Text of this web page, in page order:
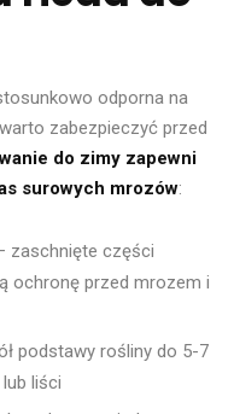
odporna na
zabezpieczyć przed
do zimy zapewni
surowych mrozów:
zaschnięte części
ochronę przed mrozem i
podstawy rośliny do 5-7
liści